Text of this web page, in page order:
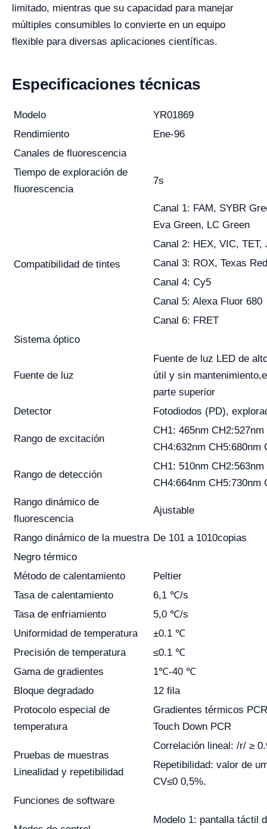
limitado, mientras que su capacidad para manejar
múltiples consumibles lo convierte en un equipo
flexible para diversas aplicaciones científicas.
Especificaciones técnicas
Modelo
YR01869
Rendimiento
Ene-96
Canales de fluorescencia
Tiempo de exploración de
fluorescencia
7s
Compatibilidad de tintes
Canal 1: FAM, SYBR
Eva Green, LC Green
Canal 2: HEX, VIC, TET,
Canal 3: ROX, Texas Red
Canal 4: Cy5
Canal 5: Alexa Fluor 680
Canal 6: FRET
Sistema óptico
Fuente de luz
Fuente de luz LED de
útil y sin
parte superior
Detector
Fotodiodos (PD),
Rango de excitación
CH1: 465nm
CH4:632nm CH5:680nm
Rango de detección
CH1: 510nm
CH4:664nm CH5:730nm
Rango dinámico de
fluorescencia
Ajustable
Rango dinámico de la muestra De 101 a 1010copias
Negro térmico
Método de calentamiento
Peltier
Tasa de calentamiento
6,1 ℃/s
Tasa de enfriamiento
5,0 ℃/s
Uniformidad de temperatura
±0.1 ℃
Precisión de temperatura
≤0.1 ℃
Gama de gradientes
1℃-40 ℃
Bloque degradado
12 fila
Protocolo especial de
temperatura
Gradientes térmicos
Touch Down PCR
Pruebas de muestras
Linealidad y repetibilidad
Correlación lineal: /r/ ≥
Repetibilidad: valor de
CV≤0 0,5%.
Funciones de software
Modelo 1: pantalla táctil